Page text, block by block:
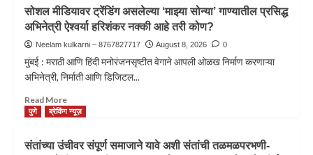
सोशल मीडियावर ट्रेंडिंग असलेल्या ‘माझ्या सोन्या’ गाण्यातील प्रसिद्ध
अभिनेत्री ऐश्वर्या हरिशंकर नक्की आहे तरी कोण?
Neelam kulkarni – 8767827717 August 8, 2026 0
मुंबई : मराठी आणि हिंदी मनोरंजनसृष्टीत वेगाने आपली ओळख निर्माण करणाऱ्या
अभिनेत्री, निर्माती आणि डिजिटल...
Read More
पुणे ब्रेकिंग न्यूज़
संतांच्या उंचीवर संपूर्ण समाजाने यावे अशी संतांची तळमळपरभणी-